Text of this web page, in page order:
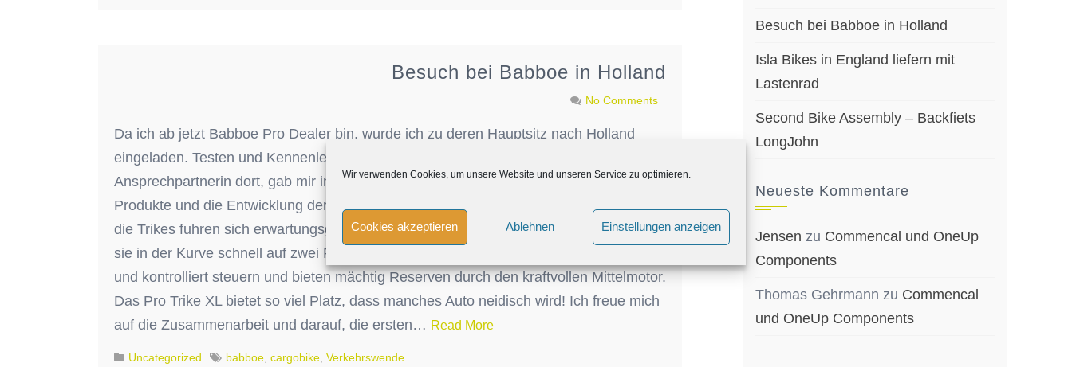
Wir verwenden Cookies, um unsere Website und unseren Service zu optimieren.
Cookies akzeptieren Ablehnen Einstellungen anzeigen
Besuch bei Babboe in Holland
No Comments
Da ich ab jetzt Babboe Pro Dealer bin, wurde ich zu deren Hauptsitz nach Holland
eingeladen. Testen und Kennenlernen stand auf dem Programm… Emma, meine
Ansprechpartnerin dort, gab mir in dem tollen Firmengebäude einen Überblick über die
Produkte und die Entwicklung der Marke in den letzten Jahren. Dann wurde getestet:
die Trikes fuhren sich erwartungsgemäß gemütlich – durch meinen Elan brachte ich
sie in der Kurve schnell auf zwei Räder… Die LongJohns ließen sich gewohnt leicht
und kontrolliert steuern und bieten mächtig Reserven durch den kraftvollen Mittelmotor.
Das Pro Trike XL bietet so viel Platz, dass manches Auto neidisch wird! Ich freue mich
auf die Zusammenarbeit und darauf, die ersten… Read More
Uncategorized babboe, cargobike, Verkehrswende
Besuch bei Babboe in Holland
Isla Bikes in England liefern mit
Lastenrad
Second Bike Assembly – Backfiets
LongJohn
Neueste Kommentare
Jensen zu Commencal und OneUp
Components
Thomas Gehrmann zu Commencal
und OneUp Components